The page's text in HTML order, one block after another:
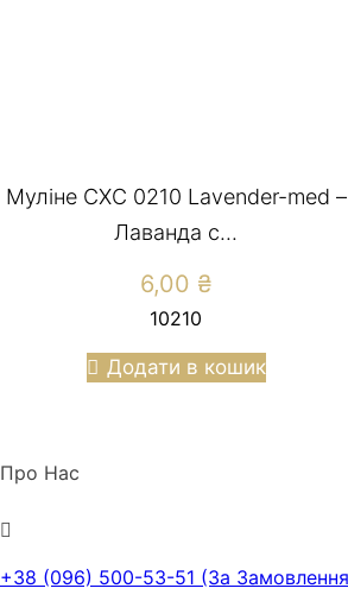
Муліне СХС 0210 Lavender-med –
Лаванда с...
6,00 ₴
10210
Додати в кошик
Про Нас
+38 (096) 500-53-51 (За